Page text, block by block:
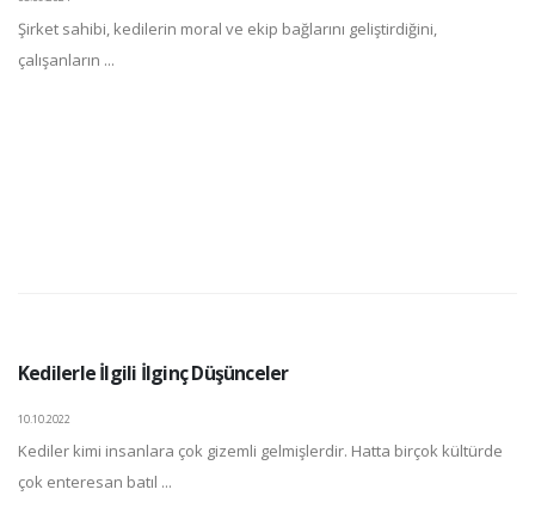
Şirket sahibi, kedilerin moral ve ekip bağlarını geliştirdiğini,
çalışanların ...
Kedilerle İlgili İlginç Düşünceler
10.10.2022
Kediler kimi insanlara çok gizemli gelmişlerdir. Hatta birçok kültürde
çok enteresan batıl ...